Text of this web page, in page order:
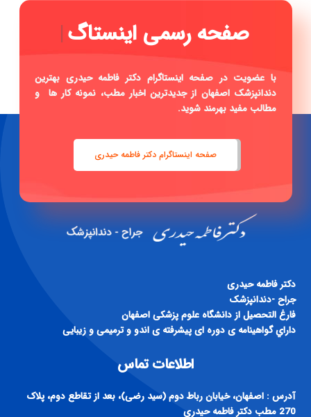
ص |
با عضویت در صفحه اینستاگرام دکتر فاطمه حیدری بهترین
دندانپزشک اصفهان از جدیدترین اخبار مطب، نمونه کار ها و
مطالب مفید بهرمند شوید.
صفحه اینستاگرام دکتر فاطمه حیدری
دكتر فاطمه حيدری
جراح -دندانپزشک
فارغ التحصيل از دانشگاه علوم پزشكی اصفهان
داراي گواهينامه ی دوره ای پيشرفته ی اندو و ترميمی و زيبايی
اطلاعات تماس
آدرس : اصفهان، خیابان رباط دوم (سید رضی)، بعد از تقاطع دوم، پلاک
270 مطب دکتر فاطمه حیدری